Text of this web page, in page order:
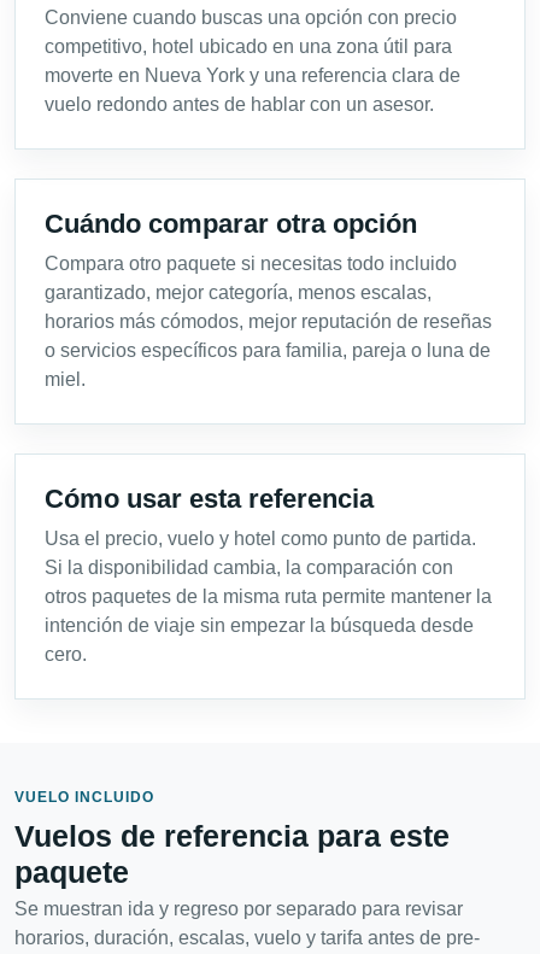
Conviene cuando buscas una opción con precio
competitivo, hotel ubicado en una zona útil para
moverte en Nueva York y una referencia clara de
vuelo redondo antes de hablar con un asesor.
Cuándo comparar otra opción
Compara otro paquete si necesitas todo incluido
garantizado, mejor categoría, menos escalas,
horarios más cómodos, mejor reputación de reseñas
o servicios específicos para familia, pareja o luna de
miel.
Cómo usar esta referencia
Usa el precio, vuelo y hotel como punto de partida.
Si la disponibilidad cambia, la comparación con
otros paquetes de la misma ruta permite mantener la
intención de viaje sin empezar la búsqueda desde
cero.
VUELO INCLUIDO
Vuelos de referencia para este
paquete
Se muestran ida y regreso por separado para revisar
horarios, duración, escalas, vuelo y tarifa antes de pre-